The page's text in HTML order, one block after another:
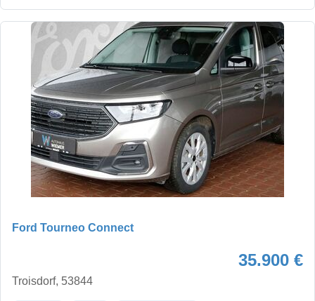
Ford Tourneo Connect
35.900 €
Troisdorf, 53844